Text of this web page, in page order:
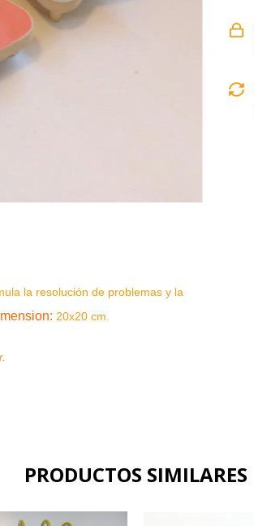
la resolución de problemas y la
: 20x20 cm.
PRODUCTOS SIMILARES